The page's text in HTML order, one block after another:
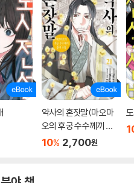
약사의 혼잣말(마오마
오의 후궁 수수께끼 풀
이수첩) 21권
10% 2,700원